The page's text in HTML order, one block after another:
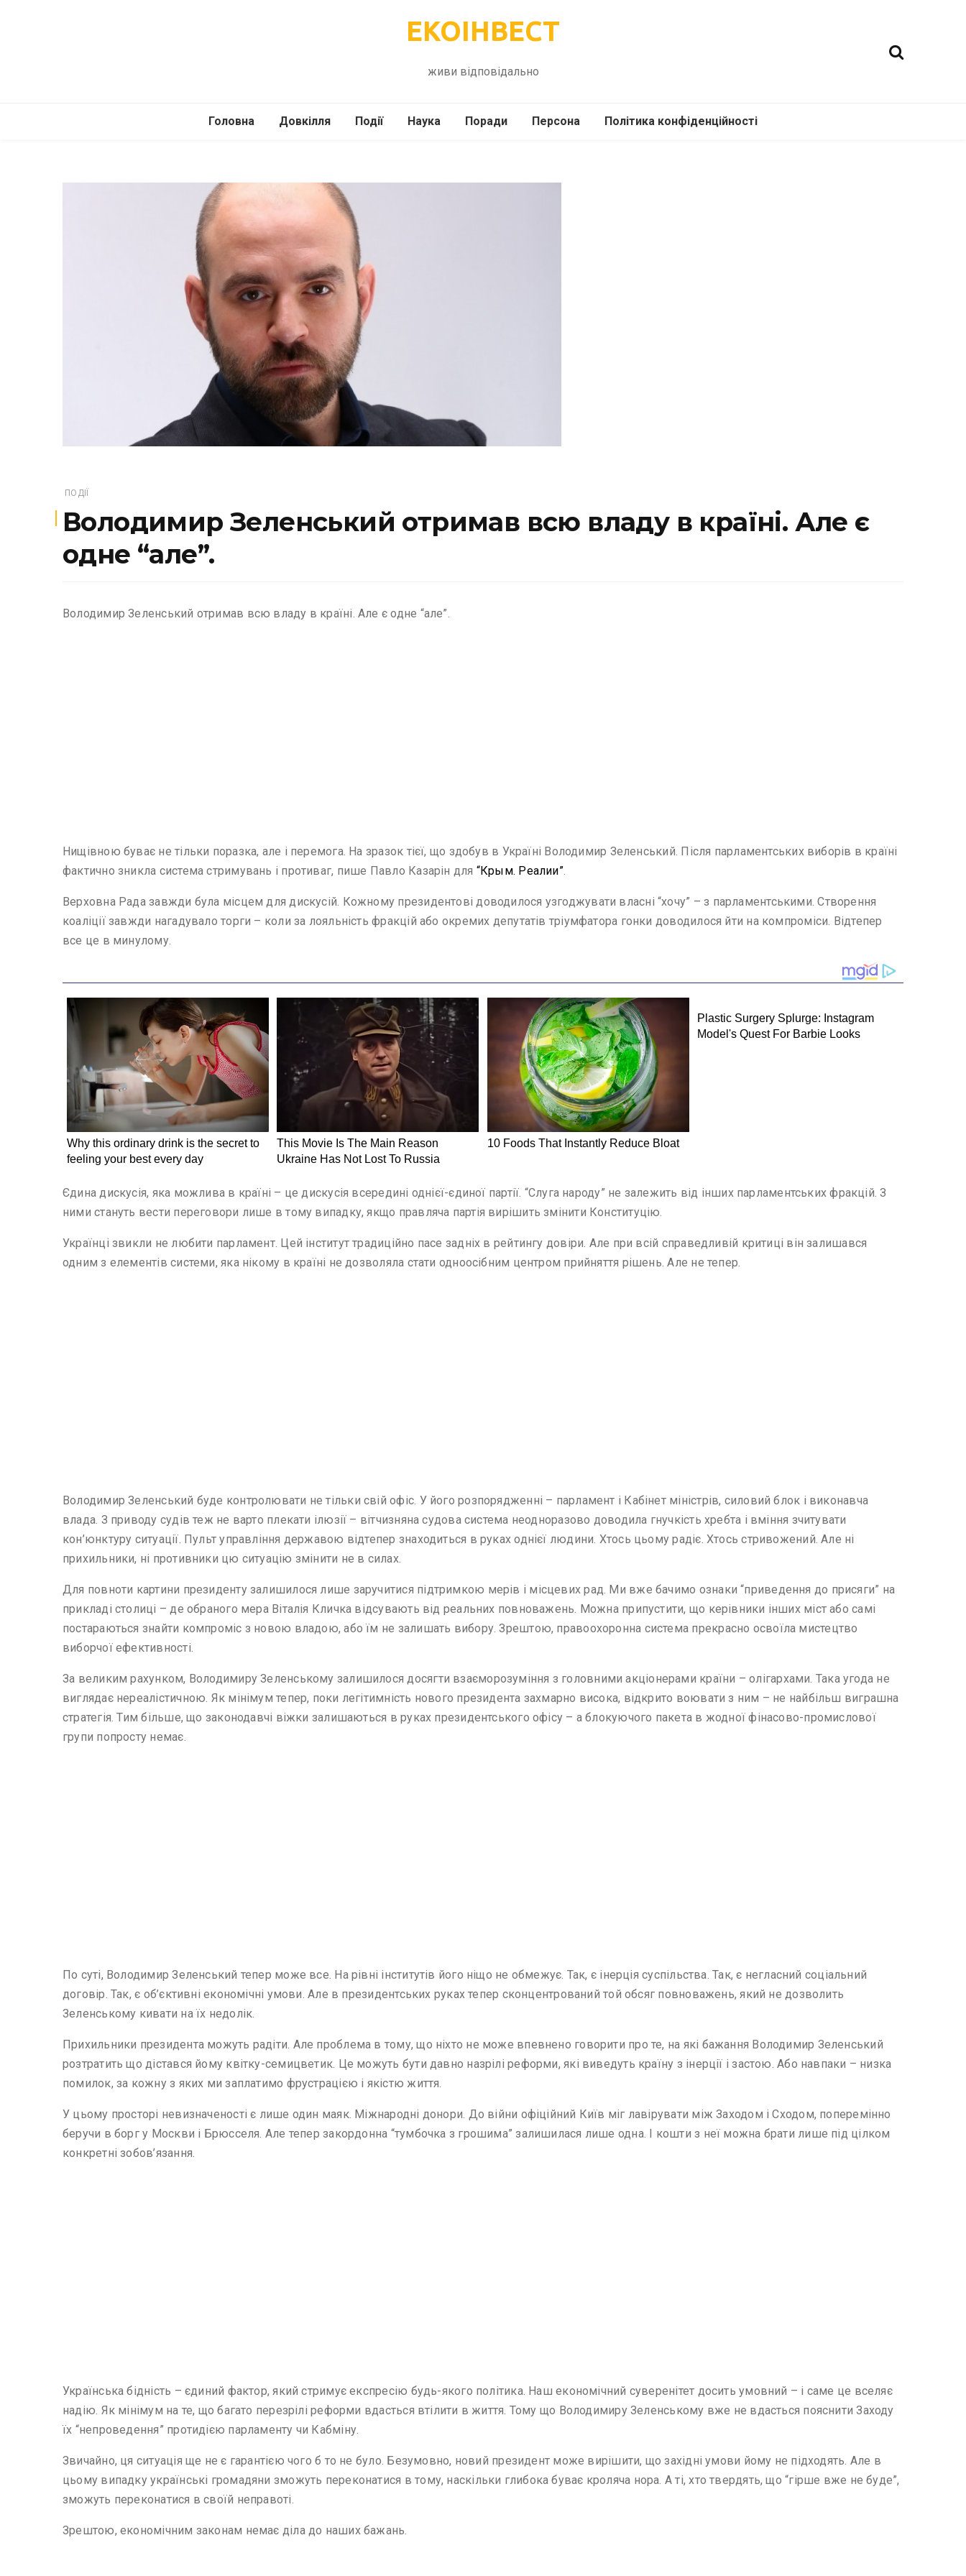
ЕКОІНВЕСТ
живи відповідально
Головна Довкілля
Подорожі
Події
Інше
Наука
Психологія
Поради
Здоров’я
Персона Політика конфіденційності
ПОДІЇ
Володимир Зеленський отримав всю владу в країні. Але є
одне “але”.
Володимир Зеленський отримав всю владу в країні. Але є одне “але”.
Нищівною буває не тільки поразка, але і перемога. На зразок тієї, що здобув в Україні Володимир Зеленський. Після парламентських виборів в країні
фактично зникла система стримувань і противаг, пише Павло Казарін для “Крым. Реалии”.
Верховна Рада завжди була місцем для дискусій. Кожному президентові доводилося узгоджувати власні “хочу” – з парламентськими. Створення
коаліції завжди нагадувало торги – коли за лояльність фракцій або окремих депутатів тріумфатора гонки доводилося йти на компроміси. Відтепер
все це в минулому.
Єдина дискусія, яка можлива в країні – це дискусія всередині однієї-єдиної партії. “Слуга народу” не залежить від інших парламентських фракцій. З
ними стануть вести переговори лише в тому випадку, якщо правляча партія вирішить змінити Конституцію.
Українці звикли не любити парламент. Цей інститут традиційно пасе задніх в рейтингу довіри. Але при всій справедливій критиці він залишався
одним з елементів системи, яка нікому в країні не дозволяла стати одноосібним центром прийняття рішень. Але не тепер.
Володимир Зеленський буде контролювати не тільки свій офіс. У його розпорядженні – парламент і Кабінет міністрів, силовий блок і виконавча
влада. З приводу судів теж не варто плекати ілюзії – вітчизняна судова система неодноразово доводила гнучкість хребта і вміння зчитувати
кон’юнктуру ситуації. Пульт управління державою відтепер знаходиться в руках однієї людини. Хтось цьому радіє. Хтось стривожений. Але ні
прихильники, ні противники цю ситуацію змінити не в силах.
Для повноти картини президенту залишилося лише заручитися підтримкою мерів і місцевих рад. Ми вже бачимо ознаки “приведення до присяги” на
прикладі столиці – де обраного мера Віталія Кличка відсувають від реальних повноважень. Можна припустити, що керівники інших міст або самі
постараються знайти компроміс з новою владою, або їм не залишать вибору. Зрештою, правоохоронна система прекрасно освоїла мистецтво
виборчої ефективності.
За великим рахунком, Володимиру Зеленському залишилося досягти взаєморозуміння з головними акціонерами країни – олігархами. Така угода не
виглядає нереалістичною. Як мінімум тепер, поки легітимність нового президента захмарно висока, відкрито воювати з ним – не найбільш виграшна
стратегія. Тим більше, що законодавчі віжки залишаються в руках президентського офісу – а блокуючого пакета в жодної фінасово-промислової
групи попросту немає.
По суті, Володимир Зеленський тепер може все. На рівні інститутів його ніщо не обмежує. Так, є інерція суспільства. Так, є негласний соціальний
договір. Так, є об’єктивні економічні умови. Але в президентських руках тепер сконцентрований той обсяг повноважень, який не дозволить
Зеленському кивати на їх недолік.
Прихильники президента можуть радіти. Але проблема в тому, що ніхто не може впевнено говорити про те, на які бажання Володимир Зеленський
розтратить що дістався йому квітку-семицветик. Це можуть бути давно назрілі реформи, які виведуть країну з інерції і застою. Або навпаки – низка
помилок, за кожну з яких ми заплатимо фрустрацією і якістю життя.
У цьому просторі невизначеності є лише один маяк. Міжнародні донори. До війни офіційний Київ міг лавірувати між Заходом і Сходом, поперемінно
беручи в борг у Москви і Брюсселя. Але тепер закордонна “тумбочка з грошима” залишилася лише одна. І кошти з неї можна брати лише під цілком
конкретні зобов’язання.
Українська бідність – єдиний фактор, який стримує експресію будь-якого політика. Наш економічний суверенітет досить умовний – і саме це вселяє
надію. Як мінімум на те, що багато перезрілі реформи вдасться втілити в життя. Тому що Володимиру Зеленському вже не вдасться пояснити Заходу
їх “непроведення” протидією парламенту чи Кабміну.
Звичайно, ця ситуація ще не є гарантією чого б то не було. Безумовно, новий президент може вирішити, що західні умови йому не підходять. Але в
цьому випадку українські громадяни зможуть переконатися в тому, наскільки глибока буває кроляча нора. А ті, хто твердять, що “гірше вже не буде”,
зможуть переконатися в своїй неправоті.
Зрештою, економічним законам немає діла до наших бажань.